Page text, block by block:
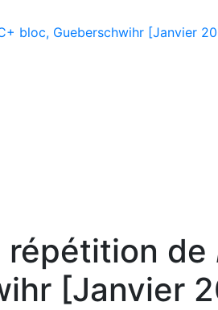
bloc, Gueberschwihr [Janvier
répétition de
[Janvier